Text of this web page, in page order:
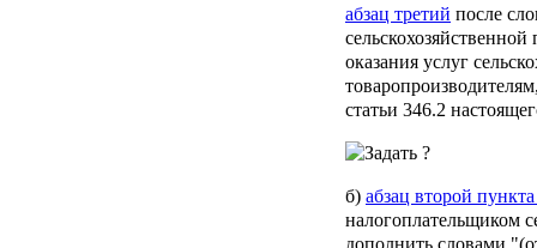
абзац третий после
оказания услуг
статьи 346.2
б) абзац второй
налогоплательщиком